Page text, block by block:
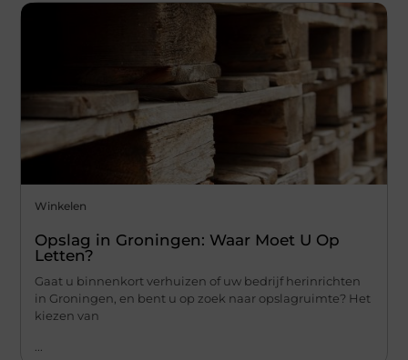
Winkelen
Opslag in Groningen: Waar Moet U Op
Letten?
Gaat u binnenkort verhuizen of uw bedrijf herinrichten
in Groningen, en bent u op zoek naar opslagruimte? Het
kiezen van